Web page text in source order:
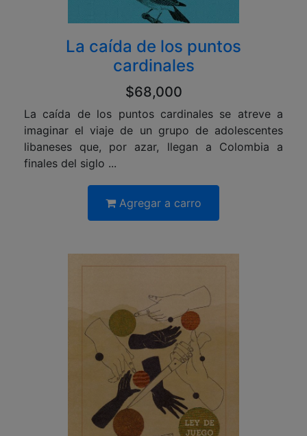
La caída de los puntos
cardinales
$68,000
La caída de los puntos cardinales se atreve a
imaginar el viaje de un grupo de adolescentes
libaneses que, por azar, llegan a Colombia a
finales del siglo ...
Agregar a carro